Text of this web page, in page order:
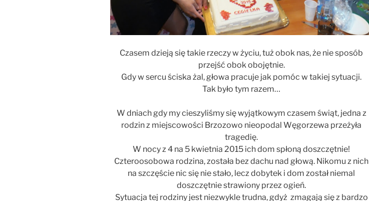
Czasem dzieją się takie rzeczy w życiu, tuż obok nas, że nie sposób
przejść obok obojętnie.
Gdy w sercu ściska żal, głowa pracuje jak pomóc w takiej sytuacji.
Tak było tym razem…
W dniach gdy my cieszyliśmy się wyjątkowym czasem świąt, jedna z
rodzin z miejscowości Brzozowo nieopodal Węgorzewa przeżyła
tragedię.
W nocy z 4 na 5 kwietnia 2015 ich dom spłoną doszczętnie!
Czteroosobowa rodzina, została bez dachu nad głową. Nikomu z nich
na szczęście nic się nie stało, lecz dobytek i dom został niemal
doszczętnie strawiony przez ogień.
Sytuacja tej rodziny jest niezwykle trudna, gdyż zmagają się z bardzo